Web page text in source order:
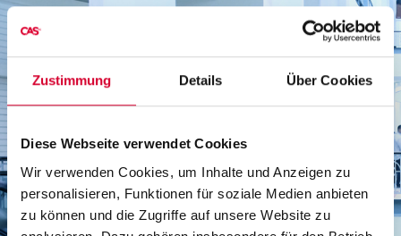
Zustimmung Details Über Cookies
Diese Webseite verwendet Cookies
Wir verwenden Cookies, um Inhalte und Anzeigen zu
personalisieren, Funktionen für soziale Medien anbieten
zu können und die Zugriffe auf unsere Website zu
den Einzelhandel